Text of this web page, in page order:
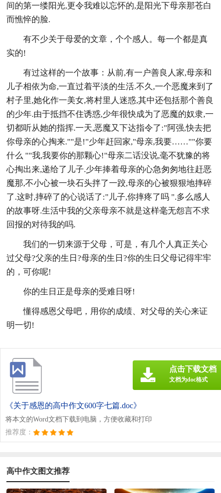
间的第一缕阳光,更令我难以忘怀的,是阳光下母亲那苍白
而憔悴的脸.
有不少关于母爱的文章，个个感人。每一个都是真
实的!
有过这样的一个故事：从前,有一户善良人家,母亲和
儿子相依为命,一直过着平淡的生活.不久,一个恶魔来到了
村子里,她化作一美女,将村里人迷惑,其中还包括那个善良
的少年.由于抵挡不住诱惑,少年很快成为了恶魔的奴隶,一
切都听从她的指挥.一天,恶魔又下达指令了:"阿强,快去把
你母亲的心掏来.""是!"少年赶回家,"母亲,我要……""你要
什么 ""我,我要你的那颗心!"母亲二话没说,毫不犹豫的将
心掏出来,递给了儿子.少年捧着母亲的心急匆匆地往赶恶
魔那,不小心被一块石头拌了一跤,母亲的心被狠狠地摔碎
了.这时,摔碎了的心说话了:"儿子,你摔疼了吗 ".多么感人
的故事呀.生活中我的父亲母亲不就是这样毫无怨言不求
回报的对待我的吗.
我们的一切来源于父母，可是，有几个人真正关心
过父母?父亲的生日?母亲的生日?你的生日父母记得牢牢
的，可你呢!
你的生日正是母亲的受难日呀!
懂得感恩父母吧，用你的成绩、对父母的关心来证
明一切!
《关于感恩的高中作文600字七篇.doc》
将本文的Word文档下载到电脑，方便收藏和打印
推荐度：
点击下载文档
文档为doc格式
高中作文图文推荐